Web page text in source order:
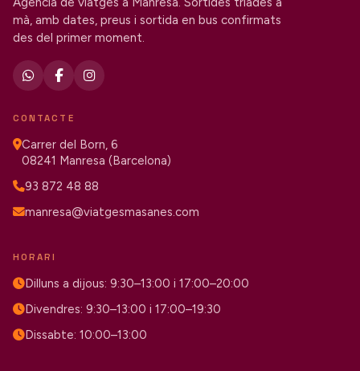
mà, amb dates, preus i sortida en bus confirmats
des del primer moment.
CONTACTE
Carrer del Born, 6
08241 Manresa (Barcelona)
93 872 48 88
manresa@viatgesmasanes.com
HORARI
Dilluns a dijous: 9:30–13:00 i 17:00–20:00
Divendres: 9:30–13:00 i 17:00–19:30
Dissabte: 10:00–13:00